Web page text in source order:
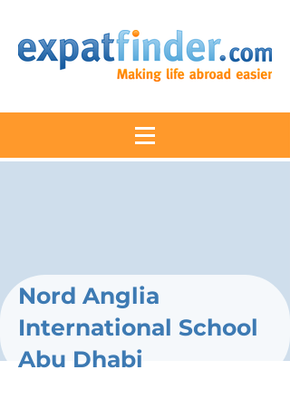
Nord Anglia
International School
Abu Dhabi